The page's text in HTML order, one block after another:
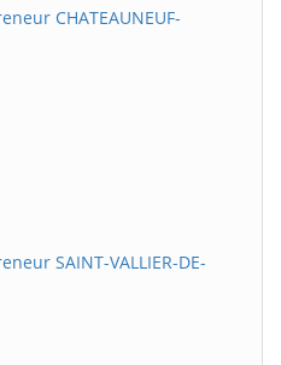
CHATEAUNEUF-
SAINT-VALLIER-DE-